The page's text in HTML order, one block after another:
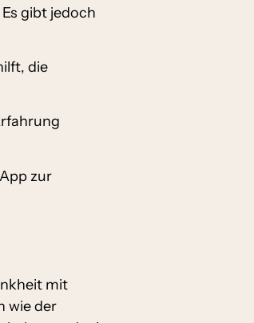
gibt jedoch
die
zur
mit
wie der